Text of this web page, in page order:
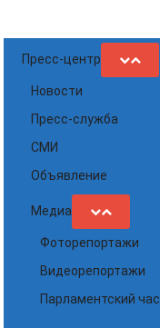
Пресс-центр
Новости
Пресс-служба
СМИ
Объявление
Медиа
Фоторепортажи
Видеорепортажи
Парламентский час